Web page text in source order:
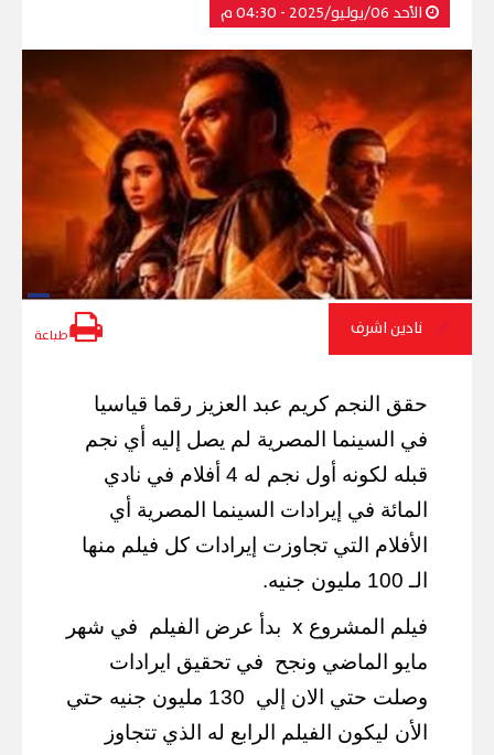
الأحد 06/يوليو/2025 - 04:30 م
نادين اشرف طباعة
حقق النجم كريم عبد العزيز رقما قياسيا
في السينما المصرية لم يصل إليه أي نجم
قبله لكونه أول نجم له 4 أفلام في نادي
المائة في إيرادات السينما المصرية أي
الأفلام التي تجاوزت إيرادات كل فيلم منها
الـ 100 مليون جنيه.
فيلم المشروع x بدأ عرض الفيلم
في شهر
مايو الماضي ونجح في تحقيق ايرادات
وصلت حتي الان إلي
130 مليون جنيه حتي
الأن ليكون الفيلم الرابع له الذي تتجاوز